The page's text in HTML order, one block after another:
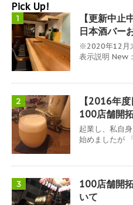
Pick Up!
1
【更新中止
日本酒バー
※2020年12月
表示説明 New
2
【2016年
100店舗開
起業し、私自
始めましたが
3
100店舗開
いて